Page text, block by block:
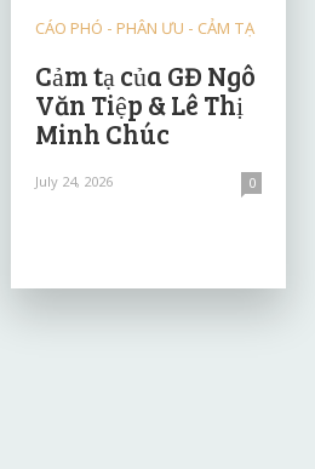
CÁO PHÓ - PHÂN ƯU - CẢM TẠ
Cảm tạ của GĐ Ngô
Văn Tiệp & Lê Thị
Minh Chúc
July 24, 2026 0